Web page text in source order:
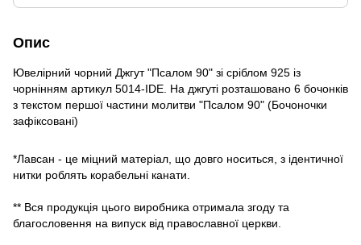
Опис
Ювелірний чорний Джгут "Псалом 90" зі сріблом 925 із
чорнінням артикул 5014-IDE. На джгуті розташовано 6 бочонків
з текстом першої частини молитви "Псалом 90" (Бочоночки
зафіксовані)
*Лавсан - це міцний матеріал, що довго носиться, з ідентичної
нитки роблять корабельні канати.
** Вся продукція цього виробника отримала згоду та
благословення на випуск від православної церкви.